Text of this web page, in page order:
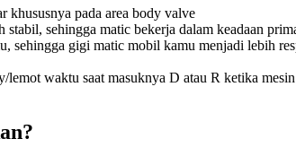
khususnya pada area body valve
sehingga matic bekerja dalam keadaan
sehingga gigi matic mobil kamu menjadi lebih
waktu saat masuknya D atau R ketika